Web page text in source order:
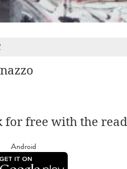
for free with the
Android